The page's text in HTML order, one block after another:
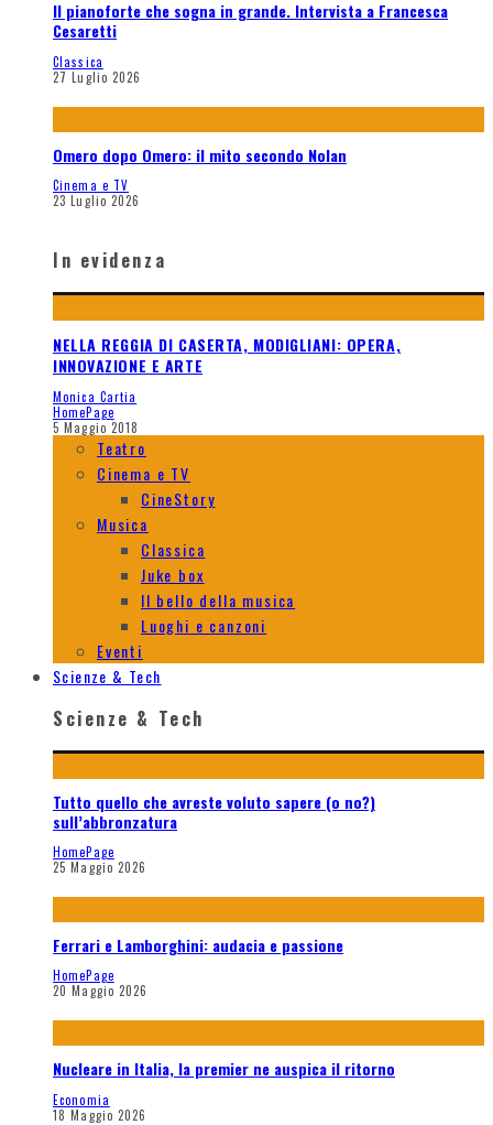
Il pianoforte che sogna in grande. Intervista a Francesca
Cesaretti
Classica
27 Luglio 2026
Omero dopo Omero: il mito secondo Nolan
Cinema e TV
23 Luglio 2026
In evidenza
NELLA REGGIA DI CASERTA, MODIGLIANI: OPERA,
INNOVAZIONE E ARTE
Monica Cartia
HomePage
5 Maggio 2018
Teatro
Cinema e TV
CineStory
Musica
Classica
Juke box
Il bello della musica
Luoghi e canzoni
Eventi
Scienze & Tech
Scienze & Tech
Tutto quello che avreste voluto sapere (o no?)
sull’abbronzatura
HomePage
25 Maggio 2026
Ferrari e Lamborghini: audacia e passione
HomePage
20 Maggio 2026
Nucleare in Italia, la premier ne auspica il ritorno
Economia
18 Maggio 2026